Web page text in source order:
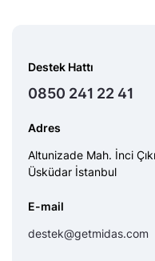
Destek Hattı
0850 241 22 41
Adres
Altunizade Mah. İnci
Üsküdar İstanbul
E-mail
destek@getmidas.com